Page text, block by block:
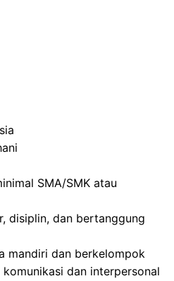
SMA/SMK atau
disiplin, dan bertanggung
mandiri dan berkelompok
dan interpersonal